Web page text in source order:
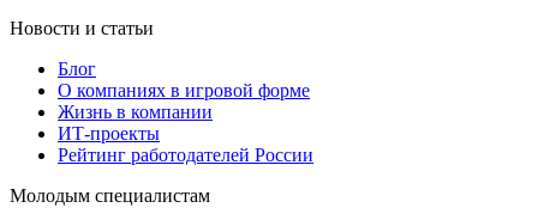
Новости и статьи
Блог
О компаниях в игровой форме
Жизнь в компании
ИТ-проекты
Рейтинг работодателей России
Молодым специалистам